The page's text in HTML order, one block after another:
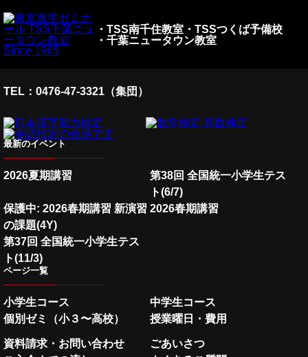
・TSS南千住教室 ・TSSつくば予備校
・千葉ニュータウン教室
TEL：0476-47-3321（集団）
最新のイベント
2026夏期講習
第38回 全国統一小学生テス
ト(6/7)
保護中: 2026春期講習 新演習
の課題(4Y)
2026春期講習
第37回 全国統一小学生テス
ト(11/3)
ページ一覧
小学生コース
中学生コース
個別ゼミ（小３〜高校）
授業曜日・費用
資料請求・お問い合わせ
ごあいさつ